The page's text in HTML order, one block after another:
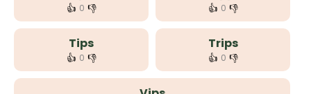
👍 0 👎 👍 0 👎
Tips
👍 0 👎
Trips
👍 0 👎